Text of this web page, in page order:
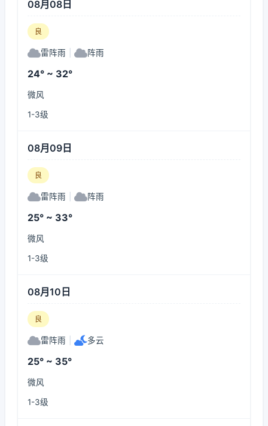
08月08日
良
雷阵雨 阵雨
24° ~ 32°
微风
1-3级
08月09日
良
雷阵雨 阵雨
25° ~ 33°
微风
1-3级
08月10日
良
雷阵雨 多云
25° ~ 35°
微风
1-3级